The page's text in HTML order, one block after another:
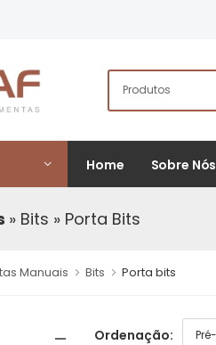
Home Sobre Nós
» Bits » Porta Bits
Manuais Bits Porta bits
Ordenação: